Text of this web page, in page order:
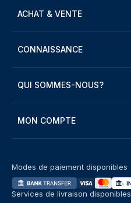
ACHAT & VENTE
CONNAISSANCE
QUI SOMMES-NOUS?
MON COMPTE
Modes de paiement disponibles
Services de livraison disponibles